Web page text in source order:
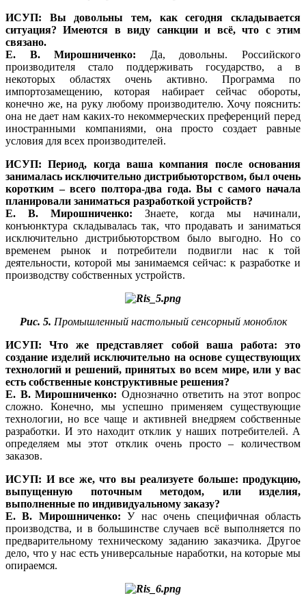
ИСУП: Вы довольны тем, как сегодня складывается
ситуация? Имеются в виду санкции и всё, что с этим
связано.
Е. В. Мирошниченко: Да, довольны. Российского
производителя стало поддерживать государство, а в
некоторых областях очень активно. Программа по
импортозамещению, которая набирает сейчас обороты,
конечно же, на руку любому производителю. Хочу пояснить:
она не дает нам каких-то некоммерческих преференций перед
иностранными компаниями, она просто создает равные
условия для всех производителей.
ИСУП: Период, когда ваша компания после основания
занималась исключительно дистрибьюторством, был очень
коротким – всего полтора-два года. Вы с самого начала
планировали заниматься разработкой устройств?
Е. В. Мирошниченко: Знаете, когда мы начинали,
конъюнктура складывалась так, что продавать и заниматься
исключительно дистрибьюторством было выгодно. Но со
временем рынок и потребители подвигли нас к той
деятельности, которой мы занимаемся сейчас: к разработке и
производству собственных устройств.
Рис. 5. Промышленный настольный сенсорный моноблок
ИСУП: Что же представляет собой ваша работа: это
создание изделий исключительно на основе существующих
технологий и решений, принятых во всем мире, или у вас
есть собственные конструктивные решения?
Е. В. Мирошниченко: Однозначно ответить на этот вопрос
сложно. Конечно, мы успешно применяем существующие
технологии, но все чаще и активней внедряем собственные
разработки. И это находит отклик у наших потребителей. А
определяем мы этот отклик очень просто – количеством
заказов.
ИСУП: И все же, что вы реализуете больше: продукцию,
выпущенную поточным методом, или изделия,
выполненные по индивидуальному заказу?
Е. В. Мирошниченко:У нас очень специфичная область
производства, и в большинстве случаев всё выполняется по
предварительному техническому заданию заказчика. Другое
дело, что у нас есть универсальные наработки, на которые мы
опираемся.